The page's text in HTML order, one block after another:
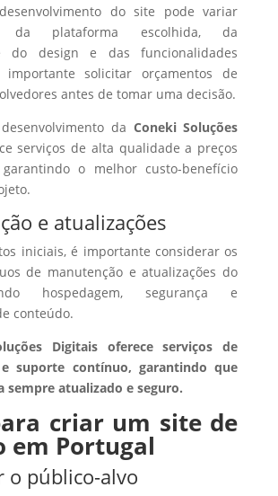
do site pode variar
da plataforma escolhida, da
do design e das funcionalidades
importante solicitar orçamentos de
antes de tomar uma decisão.
da Coneki Soluções
serviços de alta qualidade a preços
garantindo o melhor custo-benefício
e atualizações
iniciais, é importante considerar os
de manutenção e atualizações do
hospedagem, segurança e
conteúdo.
Digitais oferece serviços de
suporte contínuo, garantindo que
sempre atualizado e seguro.
criar um site de
em Portugal
o público-alvo